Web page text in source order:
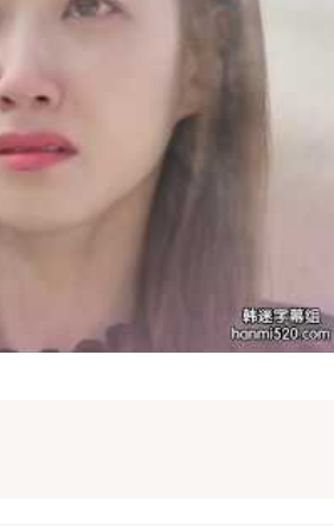
出演で話題 Big News TV